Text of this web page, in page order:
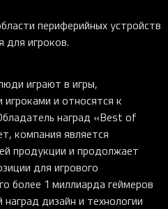
периферийных устройств
для игроков.
играют в игры,
и относятся к
наград «Best of
компания является
продукции и продолжает
для игрового
более 1 миллиарда геймеров
дизайн и технологии